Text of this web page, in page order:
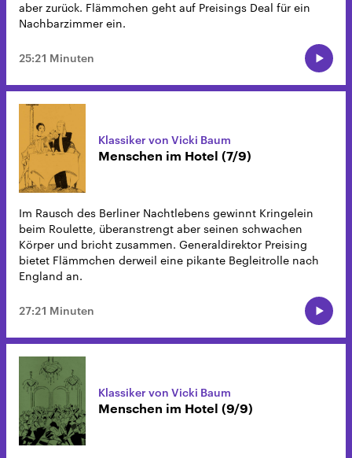
aber zurück. Flämmchen geht auf Preisings Deal für ein
Nachbarzimmer ein.
25:21 Minuten
Klassiker von Vicki Baum
Menschen im Hotel (7/9)
Im Rausch des Berliner Nachtlebens gewinnt Kringelein
beim Roulette, überanstrengt aber seinen schwachen
Körper und bricht zusammen. Generaldirektor Preising
bietet Flämmchen derweil eine pikante Begleitrolle nach
England an.
27:21 Minuten
Klassiker von Vicki Baum
Menschen im Hotel (9/9)